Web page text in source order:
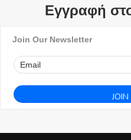
Εγγραφή
Join Our Newsletter